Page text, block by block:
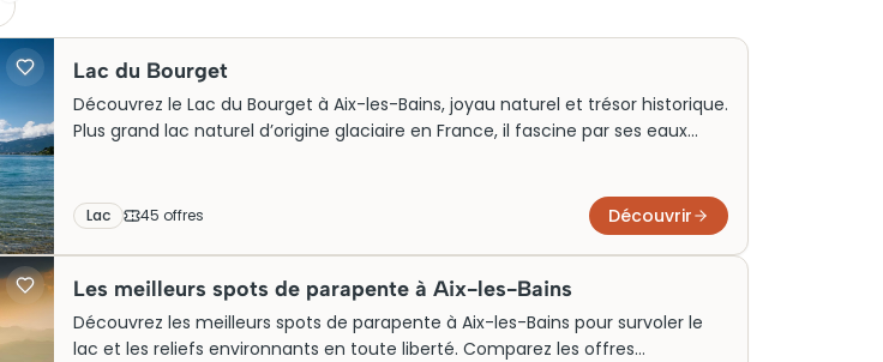
Lac du Bourget
Découvrez le Lac du Bourget à Aix-les-Bains, joyau naturel et trésor historique.
Plus grand lac naturel d’origine glaciaire en France, il fascine par ses eaux
Lac 45 offres Découvrir
Les meilleurs spots de parapente à Aix-les-Bains
Découvrez les meilleurs spots de parapente à Aix-les-Bains pour survoler le
lac et les reliefs environnants en toute liberté. Comparez les offres